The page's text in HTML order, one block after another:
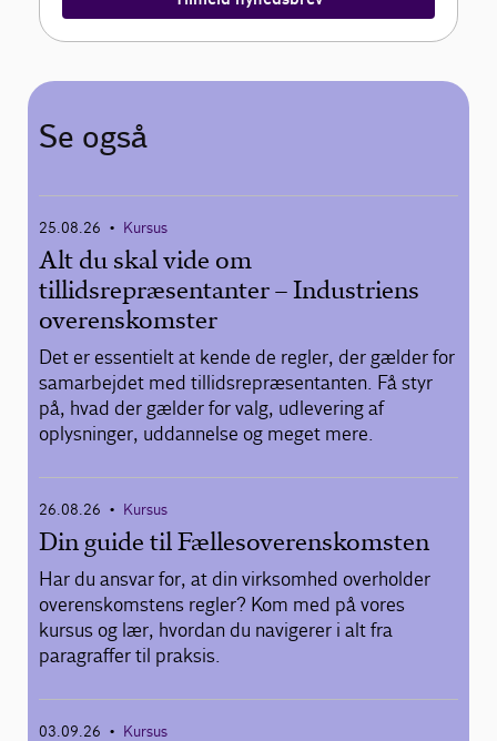
Se også
25.08.26 • Kursus
Alt du skal vide om
tillidsrepræsentanter – Industriens
overenskomster
Det er essentielt at kende de regler, der gælder for
samarbejdet med tillidsrepræsentanten. Få styr
på, hvad der gælder for valg, udlevering af
oplysninger, uddannelse og meget mere.
26.08.26 • Kursus
Din guide til Fællesoverenskomsten
Har du ansvar for, at din virksomhed overholder
overenskomstens regler? Kom med på vores
kursus og lær, hvordan du navigerer i alt fra
paragraffer til praksis.
03.09.26 • Kursus